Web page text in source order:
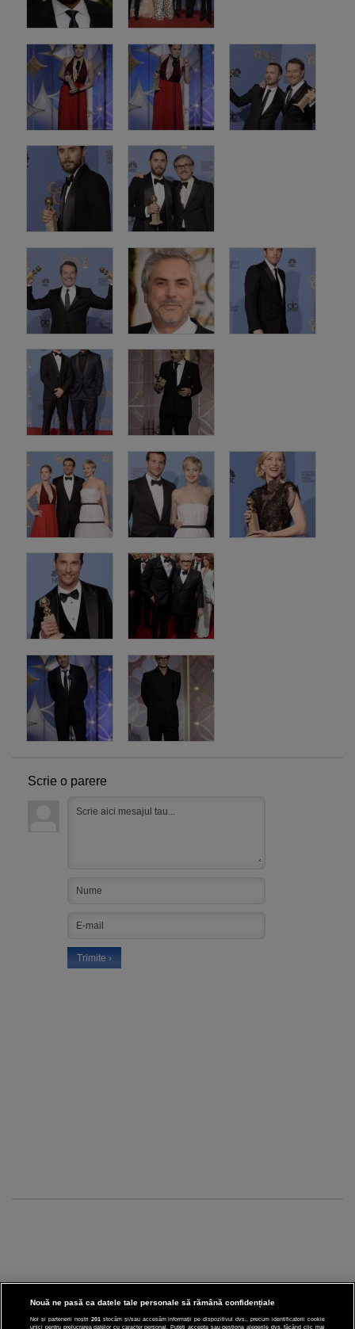
Scrie o parere
Nouă ne pasă ca datele tale personale să rămână confidențiale
Noi și partenerii noștri 201 stocăm și/sau accesăm informații pe dispozitivul dvs., precum identificatorii cookie
unici pentru prelucrarea datelor cu caracter personal. Puteți accepta sau gestiona alegerile dvs. făcând clic mai